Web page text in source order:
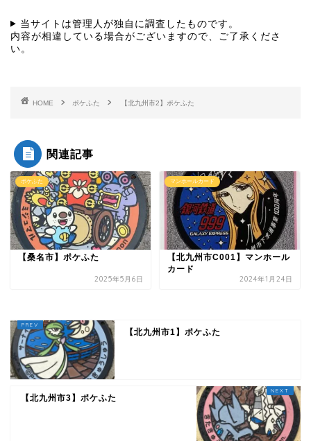
当サイトは管理人が独自に調査したものです。
内容が相違している場合がございますので、ご了承くださ
い。
HOME ポケふた 【北九州市2】ポケふた
関連記事
ポケふた
【桑名市】ポケふた
2025年5月6日
マンホールカード
【北九州市C001】マンホール
カード
2024年1月24日
【北九州市1】ポケふた
【北九州市3】ポケふた